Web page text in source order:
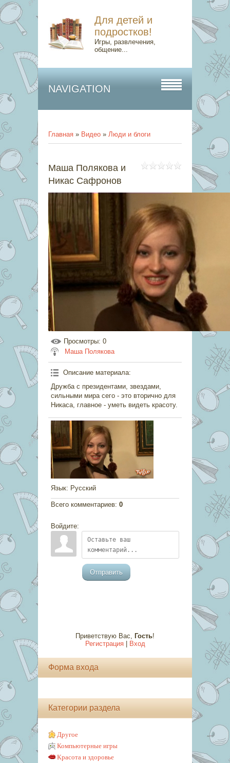
Для детей и
подростков!
Игры, развлечения,
общение...
NAVIGATION
Главная » Видео » Люди и блоги
Маша Полякова и
Никас Сафронов
Просмотры: 0
Маша Полякова
Описание материала:
Дружба с президентами, звездами,
сильными мира сего - это вторично для
Никаса, главное - уметь видеть красоту.
Язык: Русский
Всего комментариев: 0
Войдите:
Отправить
Приветствую Вас Гость!
Регистрация| Вход
Форма входа
Категории раздела
Другое
Компьютерные игры
Красота и здоровье